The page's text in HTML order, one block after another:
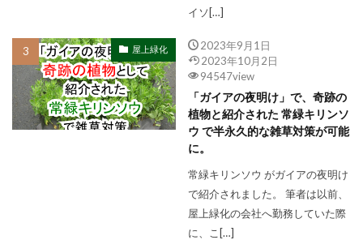
イソ[…]
屋上緑化
2023年9月1日
2023年10月2日
94547view
「ガイアの夜明け」で、奇跡の
植物と紹介された 常緑キリンソ
ウ で半永久的な雑草対策が可能
に。
常緑キリンソウ がガイアの夜明け
で紹介されました。 筆者は以前、
屋上緑化の会社へ勤務していた際
に、こ[…]